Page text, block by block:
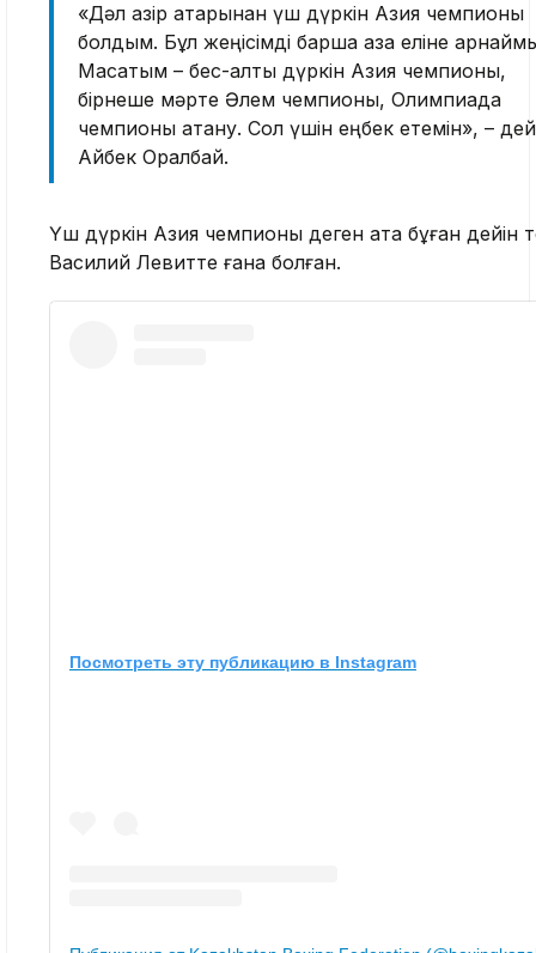
«Дәл қазір қатарынан үш дүркін Азия чемпионы
болдым. Бұл жеңісімді барша қазақ еліне
Мақсатым – бес-алты дүркін Азия чемпионы,
бірнеше мәрте Әлем чемпионы, Олимпиада
чемпионы атану. Сол үшін еңбек етемін», –
Айбек Оралбай.
Үш дүркін Азия чемпионы деген атақ бұған дейін
Василий Левитте ғана болған.
Посмотреть эту публикацию в Instagram